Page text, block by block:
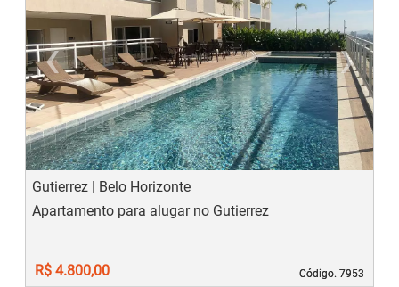
‹
Previous
›
Gutierrez | Belo Horizonte
Código. 7953
Código. 7953
Apartamento para alugar no Gutierrez
R$ 4.800,00